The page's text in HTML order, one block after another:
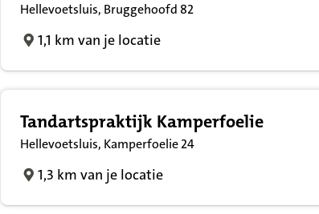
Hellevoetsluis, Bruggehoofd 82
1,1 km van je locatie
Tandartspraktijk Kamperfoelie
Hellevoetsluis, Kamperfoelie 24
1,3 km van je locatie